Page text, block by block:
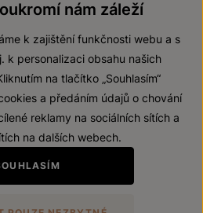
ZNOJMO, a. s.
o přístupnosti
nápojů osobám mladším 18 let.
nám záleží
k zajištění funkčnosti webu a s
k personalizaci obsahu našich
na tlačítko „Souhlasím“
a předáním údajů o chování
reklamy na sociálních sítích a
na dalších webech.